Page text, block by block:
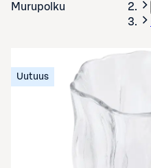
Murupolku
Uutuus